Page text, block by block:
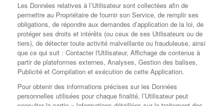
Les Données relatives à l’Utilisateur sont collectées afin de
permettre au Propriétaire de fournir son Service, de remplir ses
obligations, de répondre aux demandes d’application de la loi, de
protéger ses droits et intérêts (ou ceux de ses Utilisateurs ou de
tiers), de détecter toute activité malveillante ou frauduleuse, ainsi
que ce qui suit : Contacter l'Utilisateur, Affichage de contenus à
partir de plateformes externes, Analyses, Gestion des balises,
Publicité et Compilation et exécution de cette Application.
Pour obtenir des informations précises sur les Données
personnelles utilisées pour chaque finalité, l’Utilisateur peut